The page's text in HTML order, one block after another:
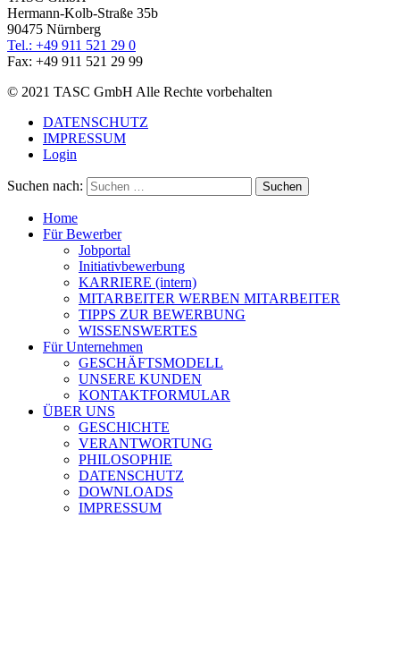
Hermann-Kolb-Straße 35b
90475 Nürnberg
Tel.: +49 911 521 29 0
Fax: +49 911 521 29 99
© 2021 TASC GmbH Alle Rechte vorbehalten
DATENSCHUTZ
IMPRESSUM
Login
Suchen nach:
Home
Für Bewerber
Jobportal
Initiativbewerbung
KARRIERE (intern)
MITARBEITER WERBEN MITARBEITER
TIPPS ZUR BEWERBUNG
WISSENSWERTES
Für Unternehmen
GESCHÄFTSMODELL
UNSERE KUNDEN
KONTAKTFORMULAR
ÜBER UNS
GESCHICHTE
VERANTWORTUNG
PHILOSOPHIE
DATENSCHUTZ
DOWNLOADS
IMPRESSUM